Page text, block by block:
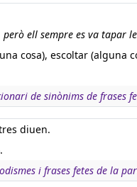
ell sempre es va tapar
cosa), escoltar (alguna
de sinònims de frases
diuen.
i frases fetes de la